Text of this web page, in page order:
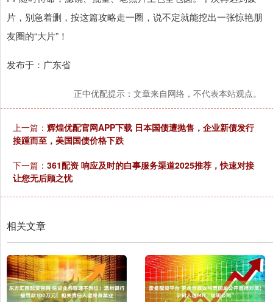
片，别急着删，按这篇攻略走一圈，说不定就能挖出一张惊艳朋
友圈的“大片”！
发布于：广东省
正中优配提示：文章来自网络，不代表本站观点。
上一篇： 辉煌优配官网APP下载 日本国债遭抛售，企业新债发行
接踵而至，美国国债价格下跌
下一篇： 361配资 响应及时的白事服务渠道2025推荐，快速对接
让您无后顾之忧
相关文章